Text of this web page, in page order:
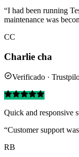
“I had been running
maintenance was
CC
Charlie cha
Verificado ·
Quick and responsive
“Customer support
RB